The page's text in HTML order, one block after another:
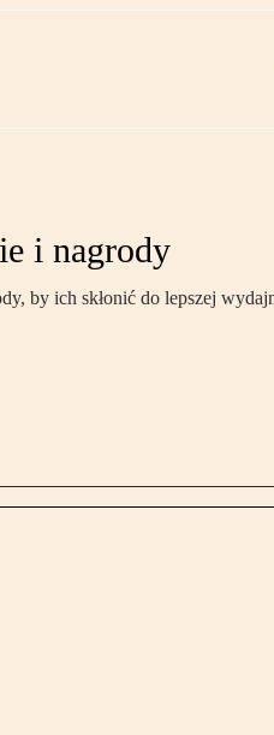
i nagrody
by ich skłonić do lepszej